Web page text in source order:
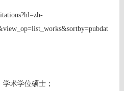
术学位硕士；